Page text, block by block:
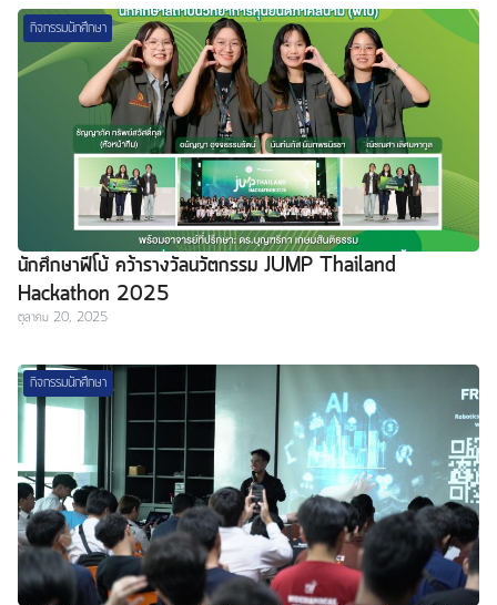
กิจกรรมนักศึกษา
นักศึกษาฟีโบ้ คว้ารางวัลนวัตกรรม JUMP Thailand
Hackathon 2025
ตุลาคม 20, 2025
กิจกรรมนักศึกษา